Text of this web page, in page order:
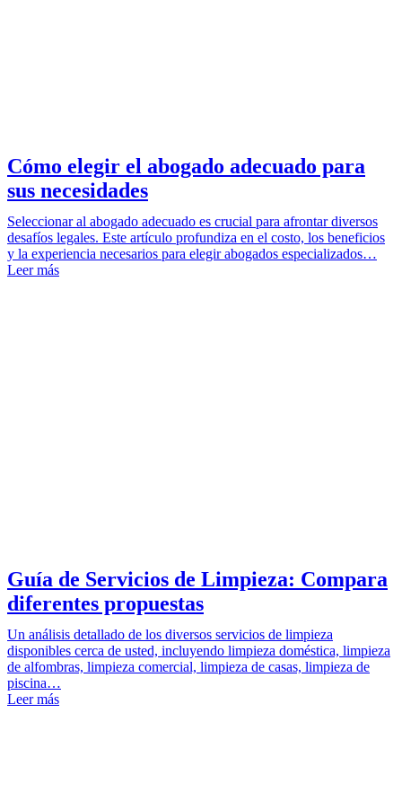
Cómo elegir el abogado adecuado para
sus necesidades
Seleccionar al abogado adecuado es crucial para afrontar diversos
desafíos legales. Este artículo profundiza en el costo, los beneficios
y la experiencia necesarios para elegir abogados especializados…
Leer más
Guía de Servicios de Limpieza: Compara
diferentes propuestas
Un análisis detallado de los diversos servicios de limpieza
disponibles cerca de usted, incluyendo limpieza doméstica, limpieza
de alfombras, limpieza comercial, limpieza de casas, limpieza de
piscina…
Leer más